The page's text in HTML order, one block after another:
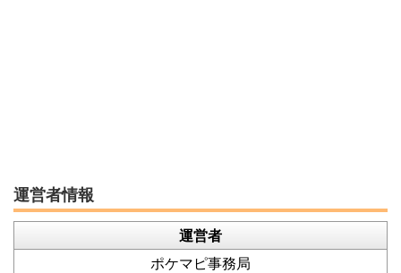
運営者情報
運営者
ポケマピ事務局